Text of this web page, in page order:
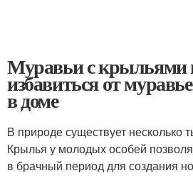
Муравьи с крыльями
избавиться от
в доме
В природе существует несколько
Крылья у молодых особей
в брачный период для создания